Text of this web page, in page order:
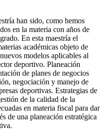
han sido, como hemos
en la materia con años de
En esta maestría el
académicas objeto de
modelos aplicables al
deportivo. Planeación
de planes de negocios
negociación y manejo de
deportivas. Estrategias de
de la calidad de la
en materia fiscal para dar
de una planeación estratégica